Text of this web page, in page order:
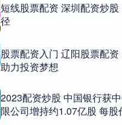
短线股票配资 深圳配资炒
径
股票配资入门 辽阳股票配资
助力投资梦想
2023配资炒股 中国银行获
限公司增持约1.07亿股 每